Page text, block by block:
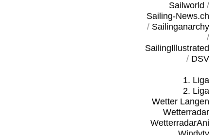
Sailworld /
Sailing-News.ch
/ Sailinganarchy
/
SailingIllustrated
/ DSV
1. Liga
2. Liga
Wetter Langen
Wetterradar
WetterradarAni